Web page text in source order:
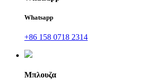
Whatsapp
+86 158 0718 2314
Μπλουζα